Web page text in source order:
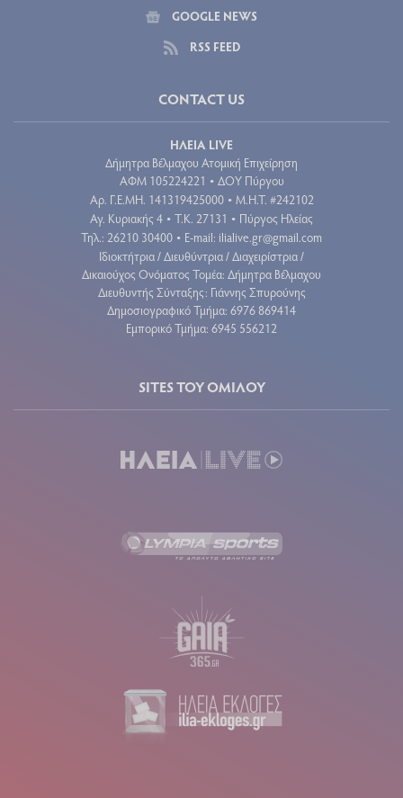
GOOGLE NEWS
RSS FEED
CONTACT US
ΗΛΕΙΑ LIVE
Δήμητρα Βέλμαχου Ατομική Επιχείρηση
ΑΦΜ 105224221 • ΔΟΥ Πύργου
Aρ. Γ.Ε.ΜΗ. 141319425000 • Μ.Η.Τ. #242102
Αγ. Κυριακής 4 • Τ.Κ. 27131 • Πύργος Ηλείας
Τηλ.: 26210 30400 • E-mail: ilialive.gr@gmail.com
Ιδιοκτήτρια / Διευθύντρια / Διαχειρίστρια /
Δικαιούχος Ονόματος Τομέα: Δήμητρα Βέλμαχου
Διευθυντής Σύνταξης: Γιάννης Σπυρούνης
Δημοσιογραφικό Τμήμα: 6976 869414
Εμπορικό Τμήμα: 6945 556212
SITES ΤΟΥ ΟΜΙΛΟΥ